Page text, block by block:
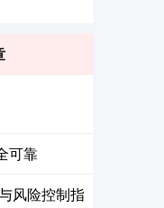
可靠
风险控制指